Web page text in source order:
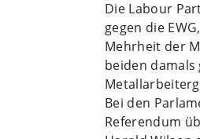
Die Labour
gegen die
Mehrheit der
beiden
Bei den
Referendum